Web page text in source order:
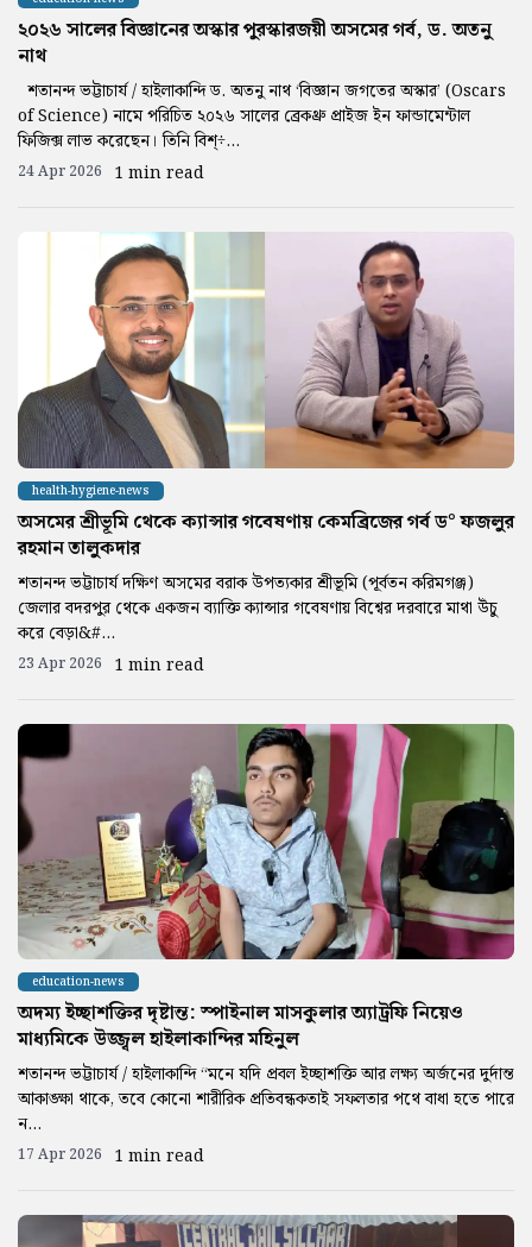
২০২৬ সালের বিজ্ঞানের অস্কার পুরস্কারজয়ী অসমের গর্ব, ড. অতনু
নাথ
শতানন্দ ভট্টাচার্য / হাইলাকান্দি ড. অতনু নাথ ‘বিজ্ঞান জগতের অস্কার’ (Oscars
of Science) নামে পরিচিত ২০২৬ সালের ব্রেকথ্রু প্রাইজ ইন ফান্ডামেন্টাল
ফিজিক্স লাভ করেছেন। তিনি বিশ্÷...
24 Apr 2026 1 min read
health-hygiene-news
অসমের শ্রীভূমি থেকে ক্যান্সার গবেষণায় কেমব্রিজের গর্ব ড° ফজলুর
রহমান তালুকদার
শতানন্দ ভট্টাচার্য দক্ষিণ অসমের বরাক উপত্যকার শ্রীভূমি (পূর্বতন করিমগঞ্জ)
জেলার বদরপুর থেকে একজন ব্যাক্তি ক্যান্সার গবেষণায় বিশ্বের দরবারে মাথা উঁচু
করে বেড়া&#...
23 Apr 2026 1 min read
education-news
অদম্য ইচ্ছাশক্তির দৃষ্টান্ত: স্পাইনাল মাসকুলার অ্যাট্রফি নিয়েও
মাধ্যমিকে উজ্জ্বল হাইলাকান্দির মহিনুল
শতানন্দ ভট্টাচার্য / হাইলাকান্দি “মনে যদি প্রবল ইচ্ছাশক্তি আর লক্ষ্য অর্জনের দুর্দান্ত
আকাঙ্ক্ষা থাকে, তবে কোনো শারীরিক প্রতিবন্ধকতাই সফলতার পথে বাধা হতে পারে
ন...
17 Apr 2026 1 min read